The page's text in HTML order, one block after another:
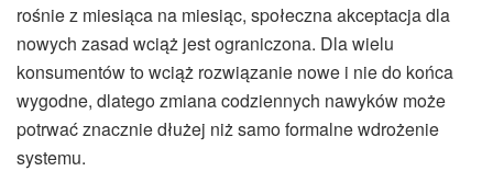
rośnie z miesiąca na miesiąc, społeczna akceptacja dla
nowych zasad wciąż jest ograniczona. Dla wielu
konsumentów to wciąż rozwiązanie nowe i nie do końca
wygodne, dlatego zmiana codziennych nawyków może
potrwać znacznie dłużej niż samo formalne wdrożenie
systemu.